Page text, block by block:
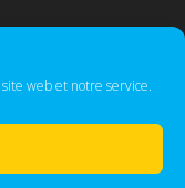
web et notre service.